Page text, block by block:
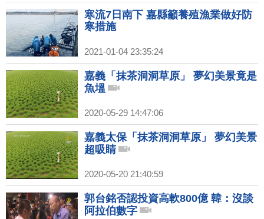
寒流7日南下 嘉縣籲養殖漁業做好防
寒措施
2021-01-04 23:35:24
嘉義「抹茶洞洞草原」 夢幻美景竟是
魚塭
2020-05-29 14:47:06
嘉義太保「抹茶洞洞草原」 夢幻美景
超吸睛
2020-05-20 21:40:59
郭台銘否認投資高軟800億 韓：沒談
阿拉伯數字